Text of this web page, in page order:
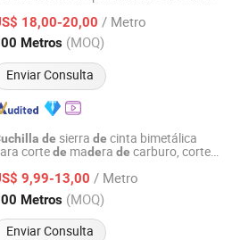
18,00-20,00 / Metro
Metros (MOQ)
Enviar Consulta
Desde 2015
de sierra de cinta bimetálica
cortede madera de carburo, corte
decinta para metal
9,99-13,00 / Metro
Metros (MOQ)
Enviar Consulta
SAW CUTTING TOOLS CO.,
Desde 2020